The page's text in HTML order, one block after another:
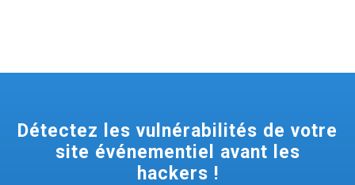
Détectez les vulnérabilités de votre
site événementiel avant les
hackers !